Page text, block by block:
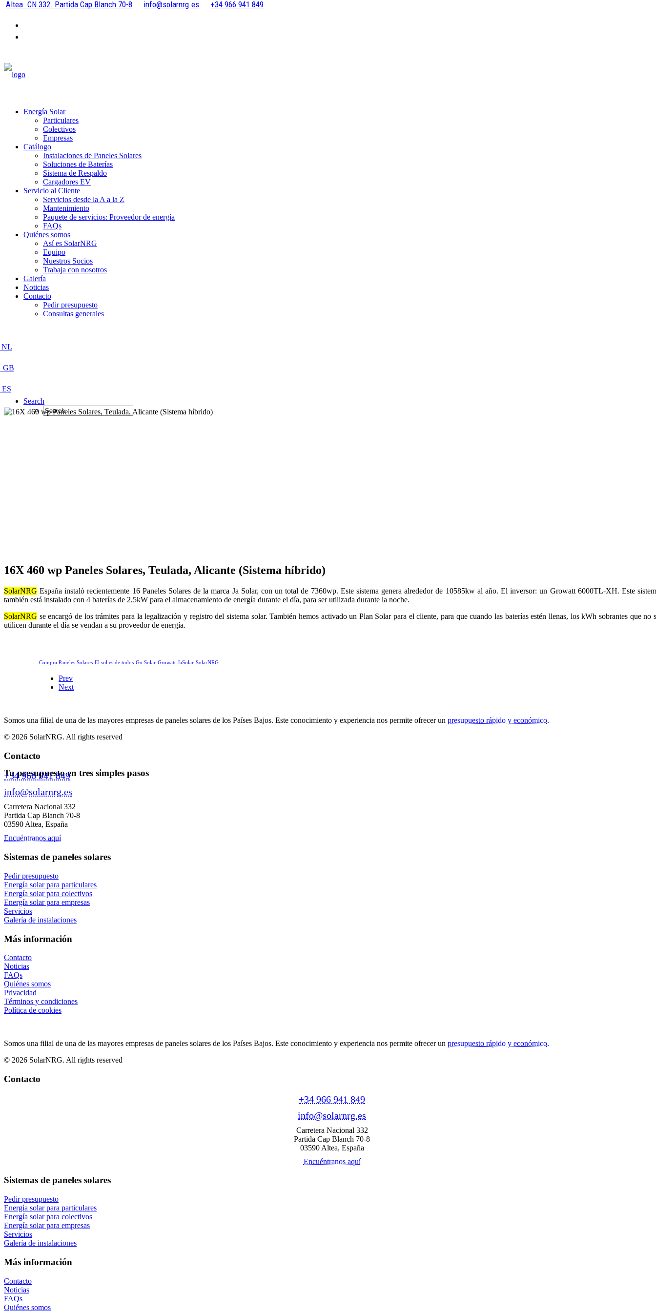
Altea. CN 332. Partida Cap Blanch 70-8 info@solarnrg.es +34 966 941 849
Energía Solar
Particulares
Colectivos
Empresas
Catálogo
Instalaciones de Paneles Solares
Soluciones de Baterías
Sistema de Respaldo
Cargadores EV
Servicio al Cliente
Servicios desde la A a la Z
Mantenimiento
Paquete de servicios: Proveedor de energía
FAQs
Quiénes somos
Así es SolarNRG
Equipo
Nuestros Socios
Trabaja con nosotros
Galería
Noticias
Contacto
Pedir presupuesto
Consultas generales
Search
16X 460 wp Paneles Solares, Teulada, Alicante (Sistema híbrido)
SolarNRG España instaló recientemente 16 Paneles Solares de la marca Ja Solar, con un total de 7360wp. Este sistema genera alrededor de 10585kw al año. El inversor: un Growatt 6000TL-XH. Este
también está instalado con 4 baterías de 2,5kW para el almacenamiento de energía durante el día, para ser utilizada durante la noche.
SolarNRG se encargó de los trámites para la legalización y registro del sistema solar. También hemos activado un Plan Solar para el cliente, para que cuando las baterías estén llenas, los kWh sobrantes que no
utilicen durante el día se vendan a su proveedor de energía.
Tu presupuesto en tres simples pasos
Compra Paneles Solares El sol es de todos Go Solar Growatt JaSolar SolarNRG
Prev
Next
Somos una filial de una de las mayores empresas de paneles solares de los Países Bajos. Este conocimiento y experiencia nos permite ofrecer un presupuesto rápido y económico.
© 2026 SolarNRG. All rights reserved
Contacto
+34 966 941 849
info@solarnrg.es
Carretera Nacional 332
Partida Cap Blanch 70-8
03590 Altea, España
Encuéntranos aquí
Sistemas de paneles solares
Pedir presupuesto
Energía solar para particulares
Energía solar para colectivos
Energía solar para empresas
Servicios
Galería de instalaciones
Más información
Contacto
Noticias
FAQs
Quiénes somos
Privacidad
Términos y condiciones
Política de cookies
Somos una filial de una de las mayores empresas de paneles solares de los Países Bajos. Este conocimiento y experiencia nos permite ofrecer un presupuesto rápido y económico.
© 2026 SolarNRG. All rights reserved
Contacto
+34 966 941 849
info@solarnrg.es
Carretera Nacional 332
Partida Cap Blanch 70-8
03590 Altea, España
Encuéntranos aquí
Sistemas de paneles solares
Pedir presupuesto
Energía solar para particulares
Energía solar para colectivos
Energía solar para empresas
Servicios
Galería de instalaciones
Más información
Contacto
Noticias
FAQs
Quiénes somos